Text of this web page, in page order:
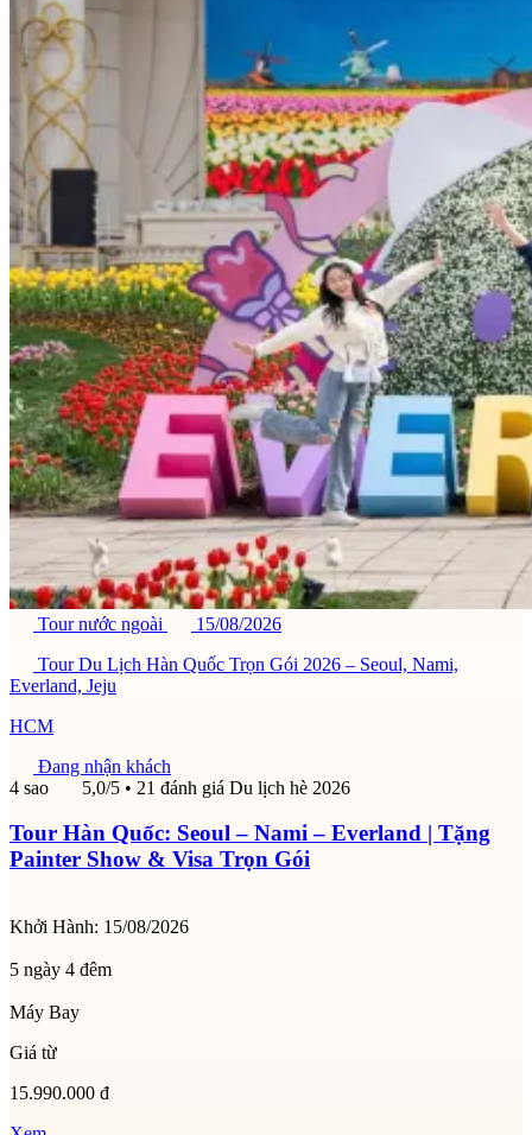
Tour nước ngoài
15/08/2026
Tour Du Lịch Hàn Quốc Trọn Gói 2026 – Seoul, Nami,
Everland, Jeju
HCM
Đang nhận khách
4 sao
5,0/5 • 21 đánh giá Du lịch hè 2026
Tour Hàn Quốc: Seoul – Nami – Everland | Tặng
Painter Show & Visa Trọn Gói
Khởi Hành: 15/08/2026
5 ngày 4 đêm
Máy Bay
Giá từ
15.990.000 đ